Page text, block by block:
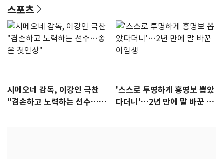
스포츠
시메오네 감독, 이강인 극찬
"겸손하고 노력하는 선수…좋
'스스로 투명하게 홍명보 뽑았
다더니'…2년 만에 말 바꾼 이